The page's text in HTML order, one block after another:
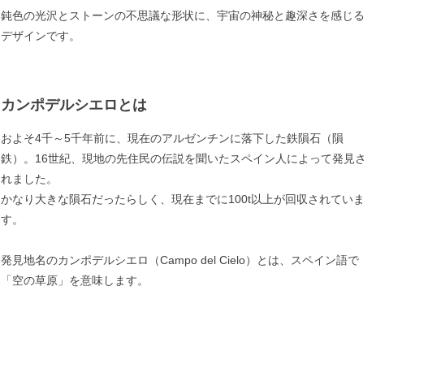
鈍色の光沢とストーンの不思議な形状に、宇宙の神秘と趣深さを感じる
デザインです。
カンポデルシエロとは
およそ4千～5千年前に、現在のアルゼンチンに落下した鉄隕石（隕
鉄）。16世紀、現地の先住民の伝説を聞いたスペイン人によって発見さ
れました。
かなり大きな隕石だったらしく、現在までに100t以上が回収されていま
す。
発見地名のカンポデルシエロ（Campo del Cielo）とは、スペイン語で
「空の草原」を意味します。